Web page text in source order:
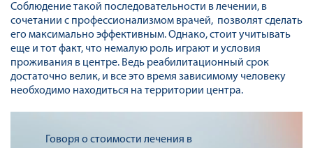
Соблюдение такой последовательности в лечении, в
сочетании с профессионализмом врачей, позволят сделать
его максимально эффективным. Однако, стоит учитывать
еще и тот факт, что немалую роль играют и условия
проживания в центре. Ведь реабилитационный срок
достаточно велик, и все это время зависимому человеку
необходимо находиться на территории центра.
Говоря о стоимости лечения в